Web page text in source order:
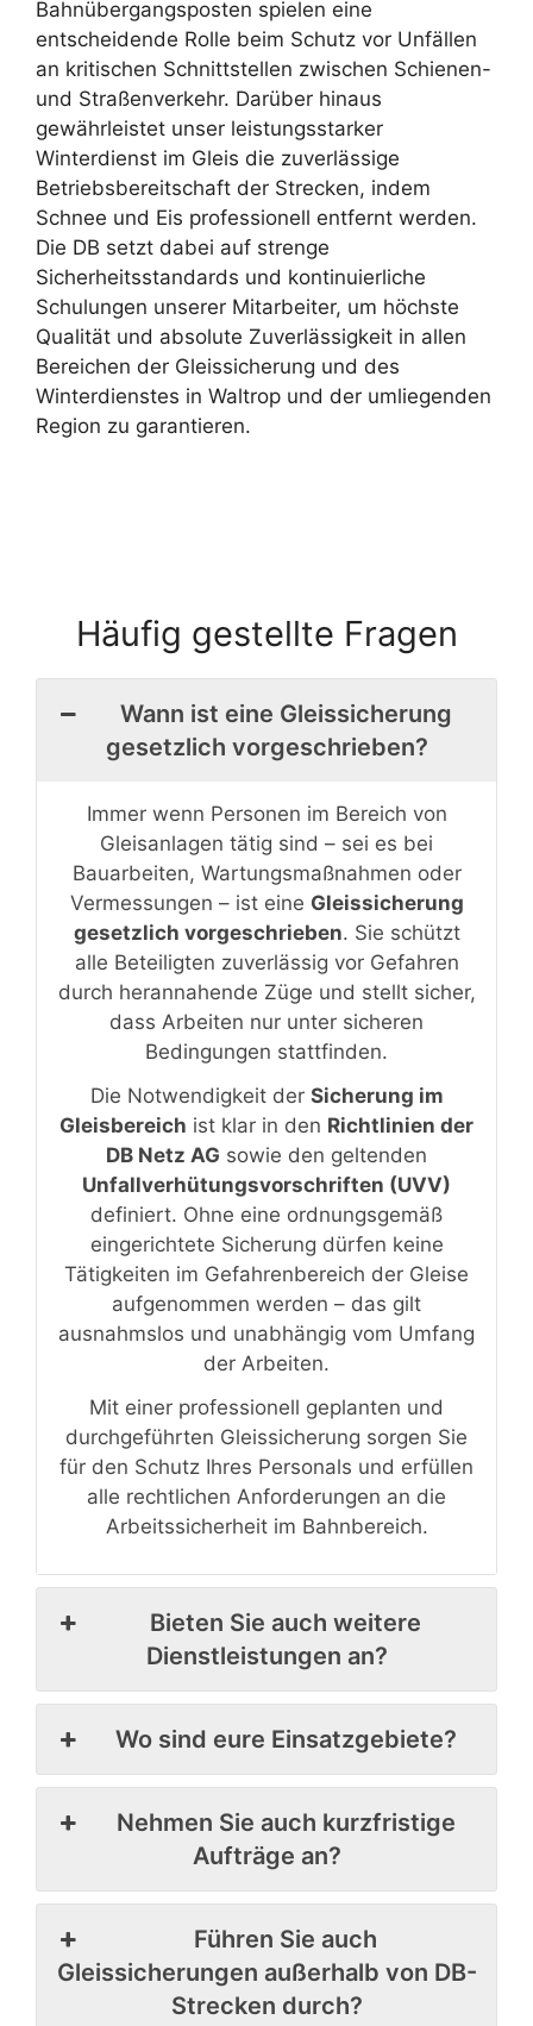
Bahnübergangsposten spielen eine
entscheidende Rolle beim Schutz vor Unfällen
an kritischen Schnittstellen zwischen Schienen-
und Straßenverkehr. Darüber hinaus
gewährleistet unser leistungsstarker
Winterdienst im Gleis die zuverlässige
Betriebsbereitschaft der Strecken, indem
Schnee und Eis professionell entfernt werden.
Die DB setzt dabei auf strenge
Sicherheitsstandards und kontinuierliche
Schulungen unserer Mitarbeiter, um höchste
Qualität und absolute Zuverlässigkeit in allen
Bereichen der Gleissicherung und des
Winterdienstes in Waltrop und der umliegenden
Region zu garantieren.
Häufig gestellte Fragen
Wann ist eine Gleissicherung
gesetzlich vorgeschrieben?
Immer wenn Personen im Bereich von
Gleisanlagen tätig sind – sei es bei
Bauarbeiten, Wartungsmaßnahmen oder
Vermessungen – ist eine Gleissicherung
gesetzlich vorgeschrieben. Sie schützt
alle Beteiligten zuverlässig vor Gefahren
durch herannahende Züge und stellt sicher,
dass Arbeiten nur unter sicheren
Bedingungen stattfinden.
Die Notwendigkeit der Sicherung im
Gleisbereich ist klar in den Richtlinien der
DB Netz AG sowie den geltenden
Unfallverhütungsvorschriften (UVV)
definiert. Ohne eine ordnungsgemäß
eingerichtete Sicherung dürfen keine
Tätigkeiten im Gefahrenbereich der Gleise
aufgenommen werden – das gilt
ausnahmslos und unabhängig vom Umfang
der Arbeiten.
Mit einer professionell geplanten und
durchgeführten Gleissicherung sorgen Sie
für den Schutz Ihres Personals und erfüllen
alle rechtlichen Anforderungen an die
Arbeitssicherheit im Bahnbereich.
Bieten Sie auch weitere
Dienstleistungen an?
Wo sind eure Einsatzgebiete?
Nehmen Sie auch kurzfristige
Aufträge an?
Führen Sie auch
Gleissicherungen außerhalb von DB-
Strecken durch?